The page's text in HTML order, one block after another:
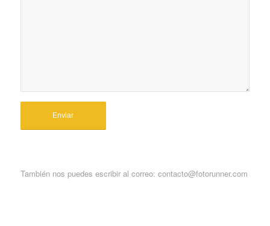
También nos puedes escribir al correo: contacto@fotorunner.com